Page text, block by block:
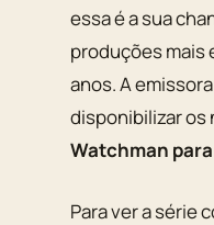
essa é a sua
produções mais
anos. A
disponibilizar os
Watchman
Para ver a série